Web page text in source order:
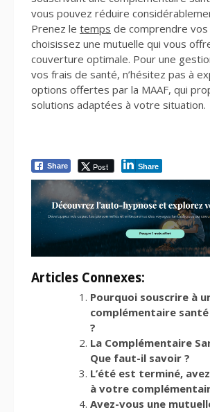
vous pouvez réduire
Prenez le temps de comprendre
choisissez une mutuelle qui vous
couverture optimale. Pour une
vos frais de santé, n’hésitez pas à
options offertes par la MAAF, qui
solutions adaptées à votre situation.
Share Post Share
Articles Connexes:
Pourquoi souscrire à
complémentaire
?
La Complémentaire
Que faut-il savoir ?
L’été est terminé,
à votre
Avez-vous une